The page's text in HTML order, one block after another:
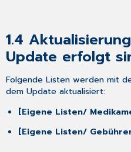
3.1 Druck
in
der
Heilmittelverordnung
bei
deaktivierter
3.2 Optimierung:
Blankoverordnung
1.4
Update erfolgt
Folgende Listen werden mit
dem Update aktualisiert:
[Eigene Listen/
[Eigene Listen/